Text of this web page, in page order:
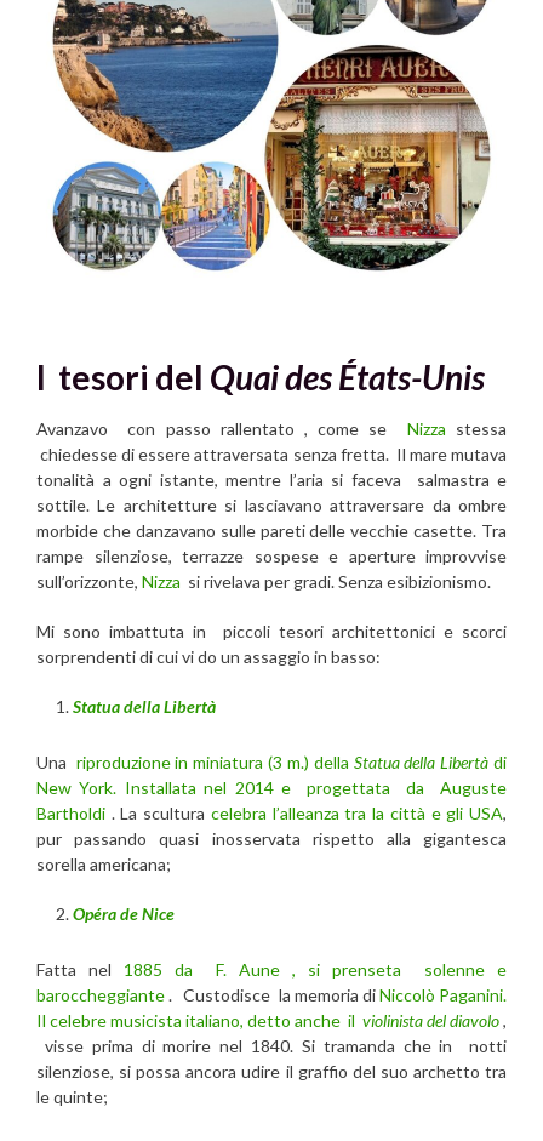
I tesori del Quai des États-Unis
Avanzavo con passo rallentato , come se Nizza stessa
chiedesse di essere attraversata senza fretta. Il mare mutava
tonalità a ogni istante, mentre l’aria si faceva salmastra e
sottile. Le architetture si lasciavano attraversare da ombre
morbide che danzavano sulle pareti delle vecchie casette. Tra
rampe silenziose, terrazze sospese e aperture improvvise
sull’orizzonte, Nizza si rivelava per gradi. Senza esibizionismo.
Mi sono imbattuta in piccoli tesori architettonici e scorci
sorprendenti di cui vi do un assaggio in basso:
Statua della Libertà
Una riproduzione in miniatura (3 m.) della Statua della Libertàdi
New York. Installata nel 2014 e progettata da Auguste
Bartholdi . La scultura celebra l’alleanza tra la città e gli USA,
pur passando quasi inosservata rispetto alla gigantesca
sorella americana;
Opéra de Nice
Fatta nel 1885 da F. Aune , si prenseta solenne e
baroccheggiante. Custodisce la memoria diNiccolò Paganini.
Il celebre musicista italiano, detto anche il violinista del diavolo,
visse prima di morire nel 1840. Si tramanda che in notti
silenziose, si possa ancora udire il graffio del suo archetto tra
le quinte;